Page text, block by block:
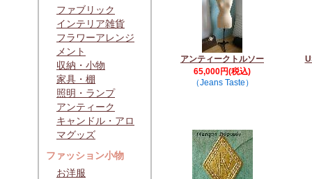
ファブリック
インテリア雑貨
フラワーアレンジ
メント
収納・小物
家具・棚
照明・ランプ
アンティーク
キャンドル・アロ
マグッズ
ファッション小物
お洋服
アンティークトルソー
65,000円(税込)
（Jeans Taste）